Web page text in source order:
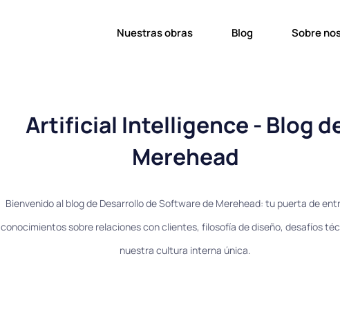
Nuestras obras Blog Sobre
Artificial Intelligence - Blog
Merehead
Bienvenido al blog de Desarrollo de Software de Merehead: tu puerta de
conocimientos sobre relaciones con clientes, filosofía de diseño, desafíos
nuestra cultura interna única.